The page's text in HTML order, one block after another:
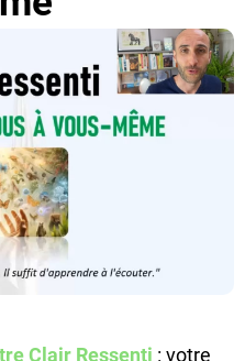
Clair Ressenti : votre